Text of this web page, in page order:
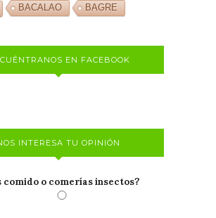
BACALAO BAGRE
EN FACEBOOK
INTERESA TU OPINIÓN
comido o comerías insectos?